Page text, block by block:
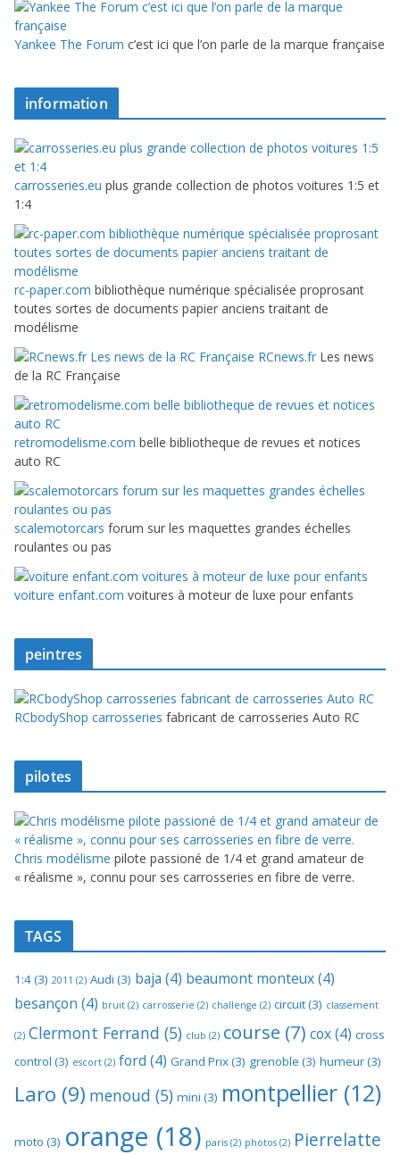
Yankee The Forum c’est ici que l’on parle de la marque française
information
carrosseries.eu plus grande collection de photos voitures 1:5 et
1:4
rc-paper.com bibliothèque numérique spécialisée proprosant
toutes sortes de documents papier anciens traitant de
modélisme
RCnews.fr Les news
de la RC Française
retromodelisme.com belle bibliotheque de revues et notices
auto RC
scalemotorcars forum sur les maquettes grandes échelles
roulantes ou pas
voiture enfant.com voitures à moteur de luxe pour enfants
peintres
RCbodyShop carrosseries fabricant de carrosseries Auto RC
pilotes
Chris modélisme pilote passioné de 1/4 et grand amateur de
« réalisme », connu pour ses carrosseries en fibre de verre.
TAGS
1:4(3) 2011 (2) Audi (3) baja (4) beaumont monteux(4)
besançon (4) bruit (2) carrosserie (2) challenge (2) circuit(3) classement
(2) Clermont Ferrand (5) club (2) course (7) cox(4) cross
control (3) escort (2) ford (4) Grand Prix(3) grenoble (3) humeur(3)
Laro (9) menoud (5) mini (3) montpellier (12)
moto (3) orange (18) paris (2) photos (2) Pierrelatte